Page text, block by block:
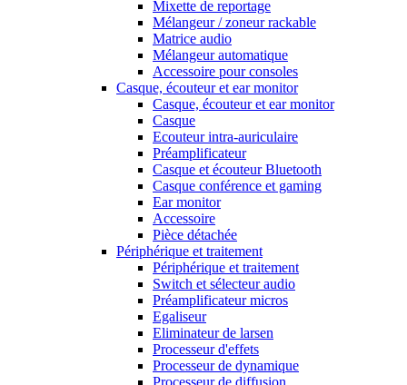
Mixette de reportage
Mélangeur / zoneur rackable
Matrice audio
Mélangeur automatique
Accessoire pour consoles
Casque, écouteur et ear monitor
Casque, écouteur et ear monitor
Casque
Ecouteur intra-auriculaire
Préamplificateur
Casque et écouteur Bluetooth
Casque conférence et gaming
Ear monitor
Accessoire
Pièce détachée
Périphérique et traitement
Périphérique et traitement
Switch et sélecteur audio
Préamplificateur micros
Egaliseur
Eliminateur de larsen
Processeur d'effets
Processeur de dynamique
Processeur de diffusion